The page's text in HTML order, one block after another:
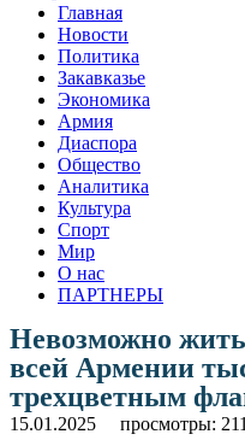
Главная
Новости
Политика
Закавказье
Экономика
Армия
Диаспора
Общество
Аналитика
Культура
Спорт
Мир
О нас
ПАРТНЕРЫ
Невозможно
всей Армении
трехцветным
15.01.2025 просмотры: